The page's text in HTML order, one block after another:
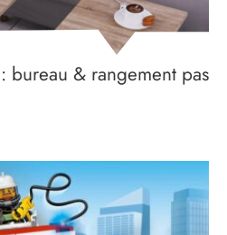
bureau & rangement pas